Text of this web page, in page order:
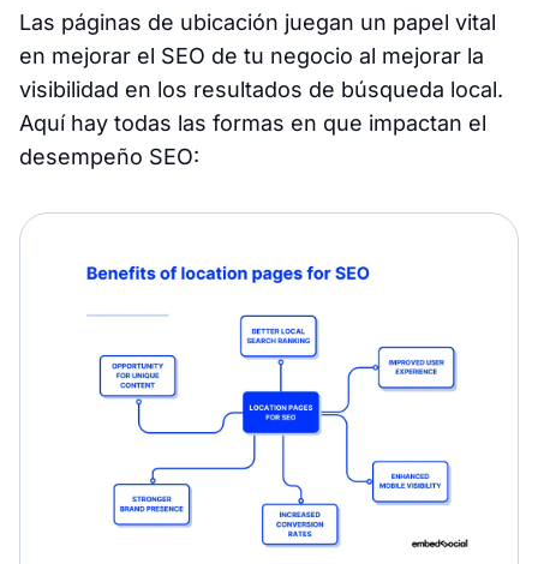
Las páginas de ubicación juegan un papel vital
en mejorar el SEO de tu negocio al mejorar la
visibilidad en los resultados de búsqueda local.
Aquí hay todas las formas en que impactan el
desempeño SEO: